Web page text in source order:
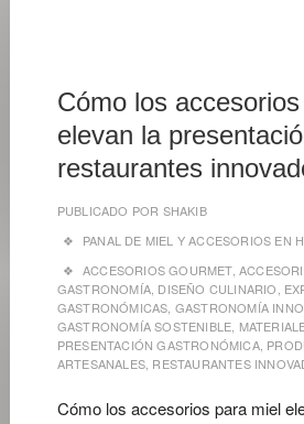
Cómo los
elevan la
restaurantes
PUBLICADO POR SHAKIB
PANAL DE MIEL Y ACCESORIOS EN
ACCESORIOS GOURMET,
GASTRONOMÍA DISEÑO CULINARIO
GASTRONÓMICAS GASTRONOMÍA
GASTRONOMÍA SOSTENIBLE
PRESENTACIÓN GASTRONÓMICA,
ARTESANALES RESTAURANTES
Cómo los accesorios para miel